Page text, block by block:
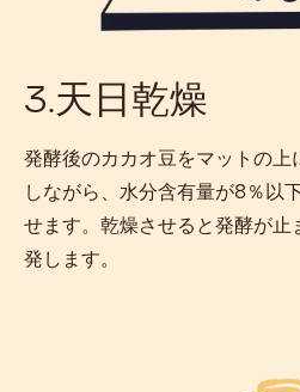
3.天日乾燥
発酵後のカカオ豆をマットの上
しながら、水分含有量が8％以
せます。乾燥させると発酵が
発します。